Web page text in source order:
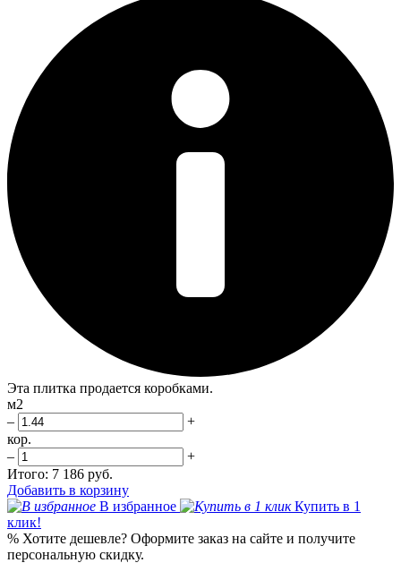
Эта плитка продается коробками.
м2
–
+
кор.
–
+
Итого: 7 186 руб.
Добавить в корзину
В избранное
Купить в 1
клик!
% Хотите дешевле? Оформите заказ на сайте и получите
персональную скидку.